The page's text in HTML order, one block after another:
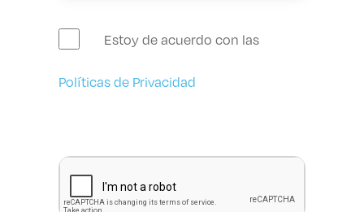
Estoy de acuerdo con las
Políticas de Privacidad